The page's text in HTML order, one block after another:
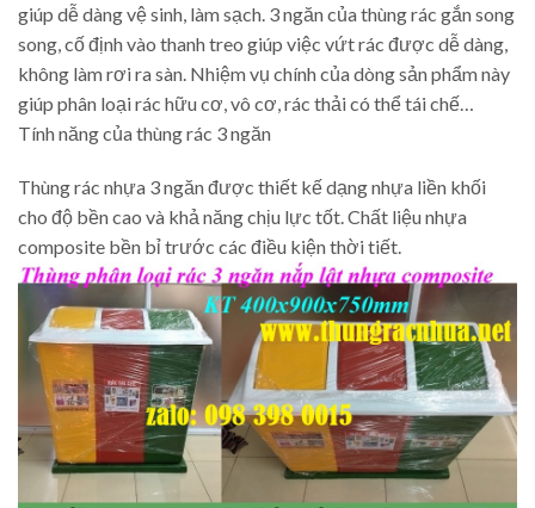
giúp dễ dàng vệ sinh, làm sạch. 3 ngăn của thùng rác gắn song
song, cố định vào thanh treo giúp việc vứt rác được dễ dàng,
không làm rơi ra sàn. Nhiệm vụ chính của dòng sản phẩm này
giúp phân loại rác hữu cơ, vô cơ, rác thải có thể tái chế…
Tính năng của thùng rác 3 ngăn
Thùng rác nhựa 3 ngăn được thiết kế dạng nhựa liền khối
cho độ bền cao và khả năng chịu lực tốt. Chất liệu nhựa
composite bền bỉ trước các điều kiện thời tiết.